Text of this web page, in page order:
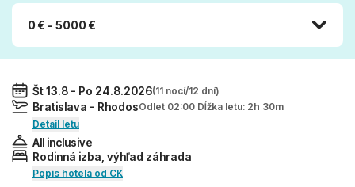
0 € - 5000 €
Št 13.8 - Po 24.8.2026(11 nocí/12 dní)
Bratislava - RhodosOdlet 02:00 Dĺžka letu: 2h 30m
Detail letu
All inclusive
Rodinná izba, výhľad záhrada
Popis hotela od CK